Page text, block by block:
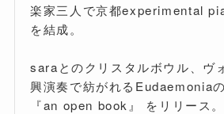
楽家三人で京都experimental
を結成。
saraとのクリスタルボウル、ヴ
興演奏で紡がれるEudaemonia
『an open book』 をリリース。